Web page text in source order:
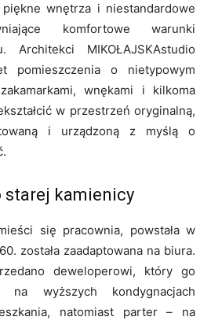
piękne wnętrza i niestandardowe
komfortowe warunki
Architekci MIKOŁAJSKAstudio
pomieszczenia o nietypowym
wnękami i kilkoma
w przestrzeń oryginalną,
i urządzoną z myślą o
starej kamienicy
się pracownia, powstała w
została zaadaptowana na biura.
deweloperowi, który go
na wyższych kondygnacjach
natomiast parter – na